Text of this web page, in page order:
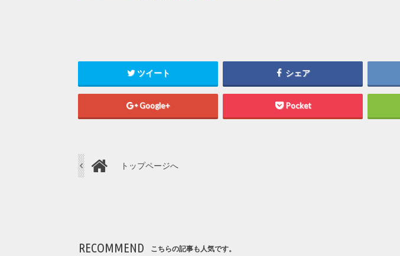
ツイート シェア
Google+ Pocket
トップページへ
RECOMMEND こちらの記事も人気です。